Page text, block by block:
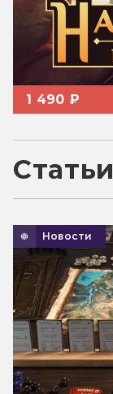
1 490 ₽
Статьи
Новости